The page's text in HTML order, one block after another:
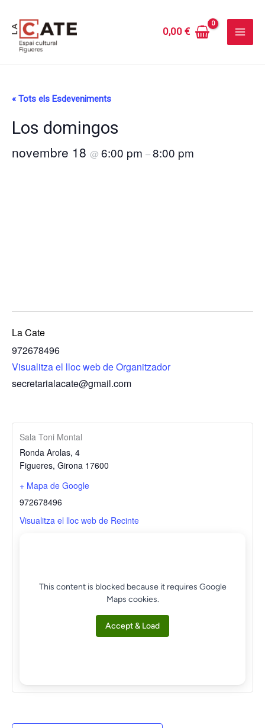
contingut
0,00 €
« Tots els Esdeveniments
Los domingos
novembre 18 @ 6:00 pm –8:00 pm
La Cate
972678496
Visualitza el lloc web de Organitzador
secretarialacate@gmail.com
Sala Toni Montal
Ronda Arolas, 4
Figueres, Girona 17600
+ Mapa de Google
972678496
Visualitza el lloc web de Recinte
This content is blocked because it requires Google
Maps cookies.
Accept & Load